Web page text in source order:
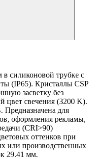
силиконовой трубке с
(IP65). Кристаллы CSP
засветку без
цвет свечения (3200 K).
для
оформления рекламы,
(CRI>90)
оттенков при
или производственных
29.41 мм.